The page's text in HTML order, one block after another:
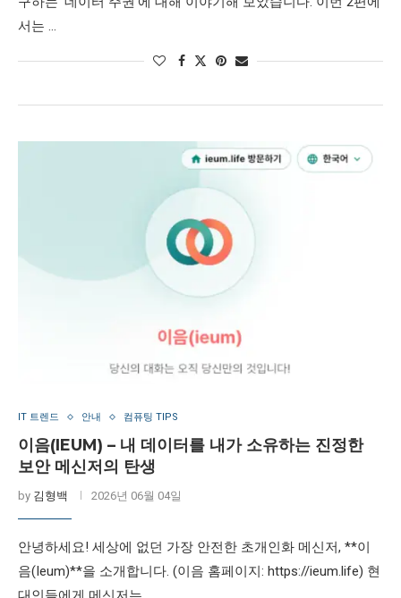
서는 …
IT 트렌드 안내 컴퓨팅 TIPS
이음(IEUM) – 내 데이터를 내가 소유하는 진정한
보안 메신저의 탄생
by 김형백 2026년 06월 04일
안녕하세요! 세상에 없던 가장 안전한 초개인화 메신저, **이
음(Ieum)**을 소개합니다. (이음 홈페이지: https://ieum.life) 현